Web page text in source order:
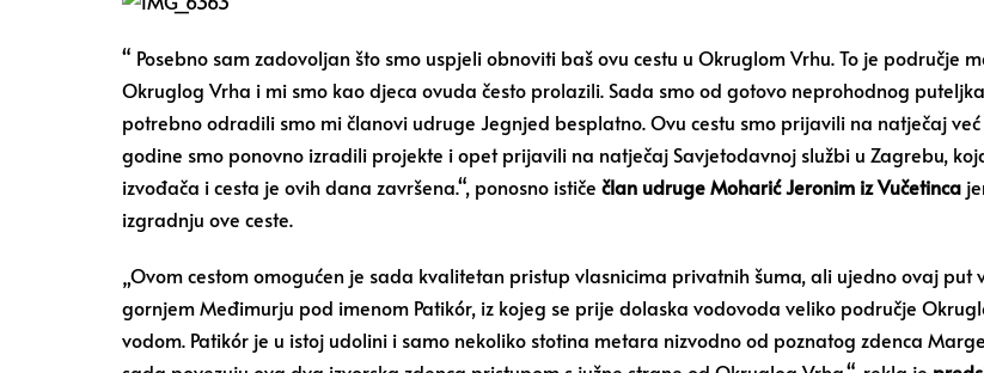
“ Posebno sam zadovoljan što smo uspjeli obnoviti baš ovu cestu u Okruglom Vrhu. To je
Okruglog Vrha i mi smo kao djeca ovuda često prolazili. Sada smo od gotovo neprohodnog
potrebno odradili smo mi članovi udruge Jegnjed besplatno. Ovu cestu smo prijavili na natječaj
godine smo ponovno izradili projekte i opet prijavili na natječaj Savjetodavnoj službi u Zagrebu,
izvođača i cesta je ovih dana završena.“, ponosno ističe član udruge Moharić Jeronim iz Vučetinca
izgradnju ove ceste.
„Ovom cestom omogućen je sada kvalitetan pristup vlasnicima privatnih šuma, ali ujedno ovaj
gornjem Međimurju pod imenom Patikór, iz kojeg se prije dolaska vodovoda veliko područje
vodom. Patikór je u istoj udolini i samo nekoliko stotina metara nizvodno od poznatog zdenca